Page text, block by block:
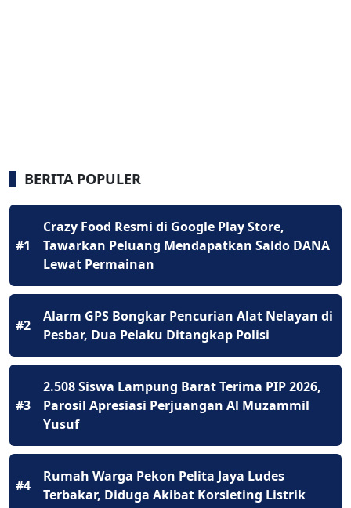
BERITA POPULER
#1
Crazy Food Resmi di Google Play Store,
Tawarkan Peluang Mendapatkan Saldo DANA
Lewat Permainan
#2
Alarm GPS Bongkar Pencurian Alat Nelayan di
Pesbar, Dua Pelaku Ditangkap Polisi
#3
2.508 Siswa Lampung Barat Terima PIP 2026,
Parosil Apresiasi Perjuangan Al Muzammil
Yusuf
#4
Rumah Warga Pekon Pelita Jaya Ludes
Terbakar, Diduga Akibat Korsleting Listrik